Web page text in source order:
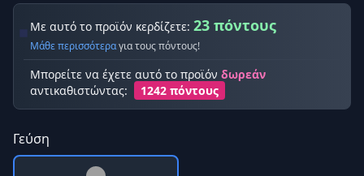
Με αυτό το προϊόν κερδίζετε: 23 πόντους
Μάθε περισσότεραγια τους πόντους!
Μπορείτε να έχετε αυτό το προϊόν δωρεάν
αντικαθιστώντας:
1242 πόντους
Γεύση